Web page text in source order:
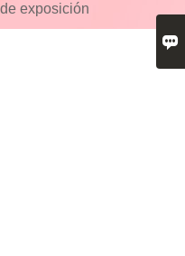
exposición
